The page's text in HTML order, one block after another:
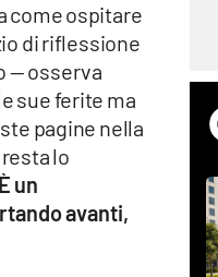
come ospitare
di riflessione
— osserva
sue ferite ma
pagine nella
lo
È un
avanti,